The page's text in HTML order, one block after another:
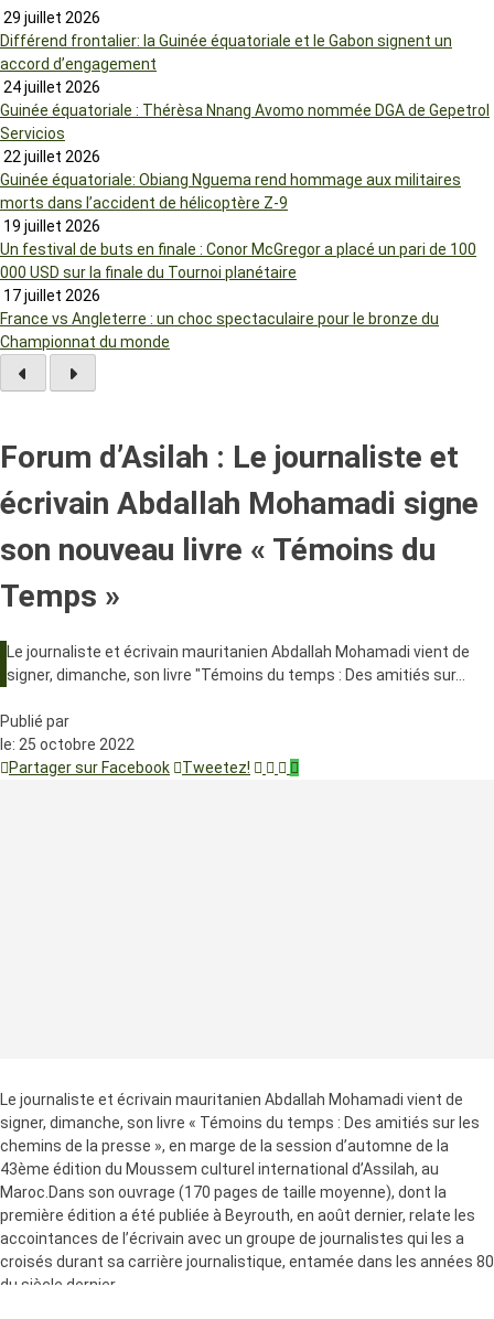
29 juillet 2026
Différend frontalier: la Guinée équatoriale et le Gabon signent un
accord d’engagement
24 juillet 2026
Guinée équatoriale : Thérèsa Nnang Avomo nommée DGA de Gepetrol
Servicios
22 juillet 2026
Guinée équatoriale: Obiang Nguema rend hommage aux militaires
morts dans l’accident de hélicoptère Z-9
19 juillet 2026
Un festival de buts en finale : Conor McGregor a placé un pari de 100
000 USD sur la finale du Tournoi planétaire
17 juillet 2026
France vs Angleterre : un choc spectaculaire pour le bronze du
Championnat du monde
Forum d’Asilah : Le journaliste et
écrivain Abdallah Mohamadi signe
son nouveau livre « Témoins du
Temps »
Le journaliste et écrivain mauritanien Abdallah Mohamadi vient de
signer, dimanche, son livre "Témoins du temps : Des amitiés sur…
Publié par
le: 25 octobre 2022
Partager sur Facebook
Tweetez!
Le journaliste et écrivain mauritanien Abdallah Mohamadi vient de
signer, dimanche, son livre « Témoins du temps : Des amitiés sur les
chemins de la presse », en marge de la session d’automne de la
43ème édition du Moussem culturel international d’Assilah, au
Maroc.Dans son ouvrage (170 pages de taille moyenne), dont la
première édition a été publiée à Beyrouth, en août dernier, relate les
accointances de l’écrivain avec un groupe de journalistes qui les a
croisés durant sa carrière journalistique, entamée dans les années 80
du siècle dernier.